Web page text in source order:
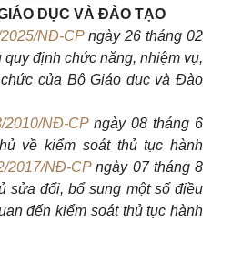
DỤC VÀ ĐÀO TẠO
NĐ-CPngày 26 tháng 02
định chức năng, nhiệm vụ,
của Bộ Giáo dục và Đào
2010/NĐ-CPngày 08 tháng 6
về kiểm soát thủ tục hành
2017/NĐ-CPngày 07 tháng 8
sửa đổi, bổ sung một số điều
đến kiểm soát thủ tục hành